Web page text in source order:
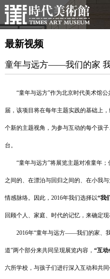
最新视频
童年与远方——我们的家
“童年与远方”作为北京时代美术馆
届，该项目将在每年主题实践的基础上
个新的主题视角，为参与互动的每个孩
台。
“童年与远方”将展览主题对准童年
之间的、在漂泊与回归之间的、在小我
情感脉络。因此，2016年我们选择以“我
回顾个人、家庭、时代的记忆，来确定现
2016年“童年与远方——我们的家、
道”两个部分来共同呈现展览内容， “互动
六所学校，与孩子们进行深入互动和共